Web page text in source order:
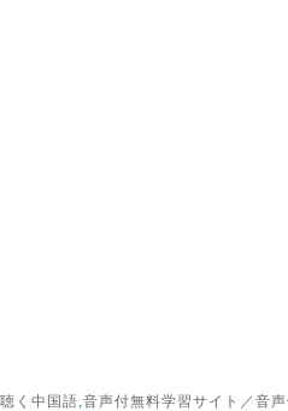
聴く中国語,音声付無料学習サイト／音